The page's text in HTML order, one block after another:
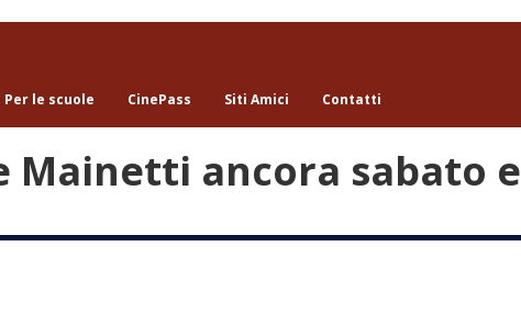
Per le scuole CinePass Siti Amici Contatti
Mainetti ancora sabato e